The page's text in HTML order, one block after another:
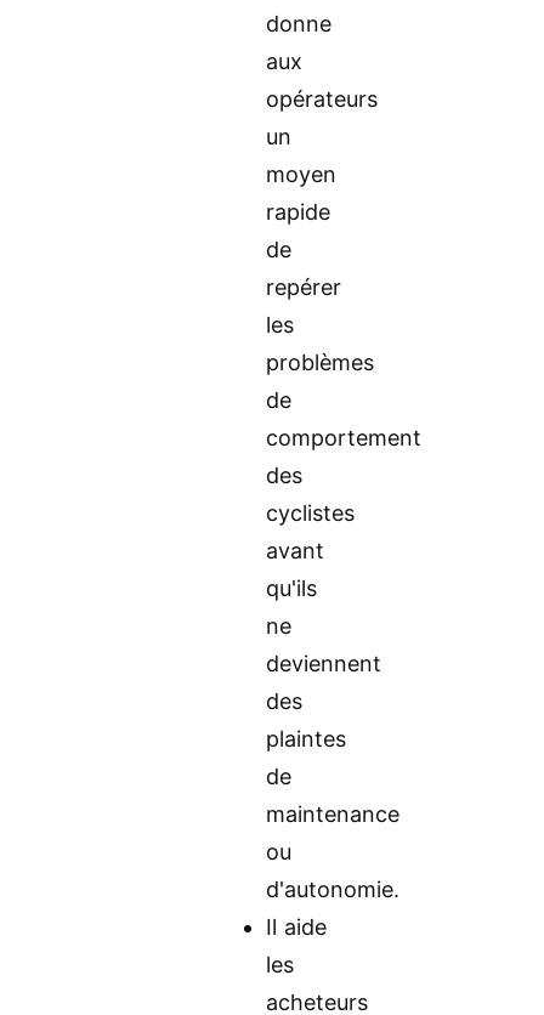
donne
aux
opérateurs
un
moyen
rapide
de
repérer
les
problèmes
de
comportement
des
cyclistes
avant
qu'ils
ne
deviennent
des
plaintes
de
maintenance
ou
d'autonomie.
Il aide
les
acheteurs